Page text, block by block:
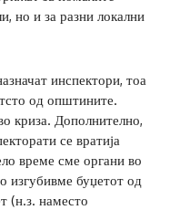
но и за разни локални
инспектори, тоа
од општините.
криза. Дополнително,
се вратија
време сме органи во
изгубивме буџетот од
(н.з. наместо